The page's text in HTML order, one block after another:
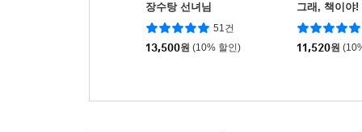
장수탕 선녀님
51건
13,500원 (10% 할인)
그래, 책이야!
11,520원